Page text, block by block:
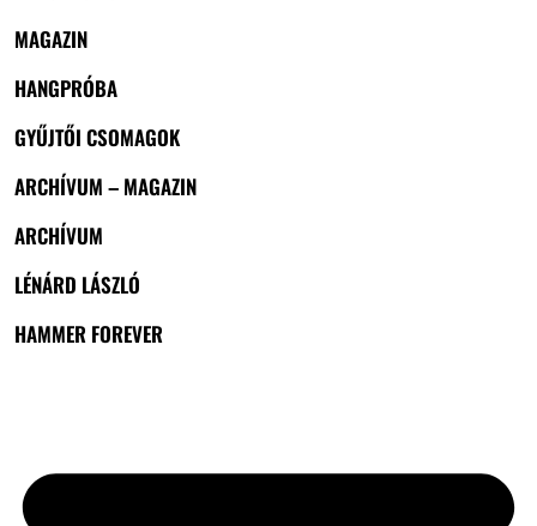
MAGAZIN
HANGPRÓBA
GYŰJTŐI CSOMAGOK
ARCHÍVUM – MAGAZIN
ARCHÍVUM
LÉNÁRD LÁSZLÓ
HAMMER FOREVER